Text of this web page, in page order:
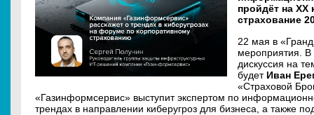
пройдёт на
страхование
22 мая в
мероприятия. В
дискуссия на
будет Иван
«Страховой
«Газинформсервис» выступит экспертом по
трендах в направлении киберугроз для бизнеса, а также